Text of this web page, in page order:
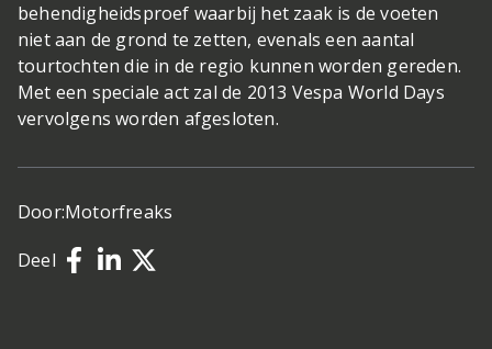
behendigheidsproef waarbij het zaak is de voeten
niet aan de grond te zetten, evenals een aantal
tourtochten die in de regio kunnen worden gereden.
Met een speciale act zal de 2013 Vespa World Days
vervolgens worden afgesloten.
Door:Motorfreaks
Deel